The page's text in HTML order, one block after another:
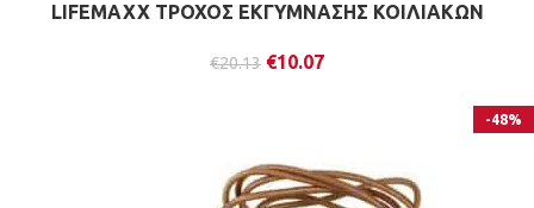
LIFEMAXX ΤΡΟΧΟΣ ΕΚΓΥΜΝΑΣΗΣ ΚΟΙΛΙΑΚΩΝ
€20.13 €10.07
-48%